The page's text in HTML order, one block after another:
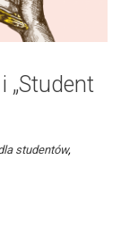
„Student
studentów,